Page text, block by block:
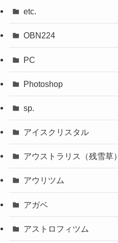
etc.
OBN224
PC
Photoshop
sp.
アイスクリスタル
アウストラリス（残雪草）
アウリツム
アガベ
アストロフィツム